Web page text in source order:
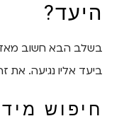
היעד?
בשלב הבא חשוב מאד
ביעד אליו נגיעה.
חיפוש